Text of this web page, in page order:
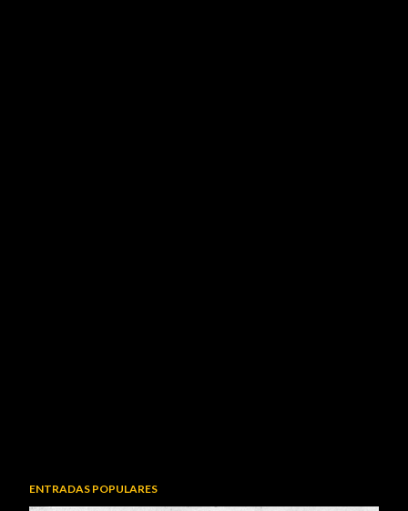
ENTRADAS POPULARES